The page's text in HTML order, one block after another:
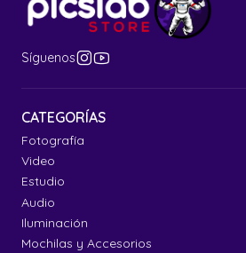
Síguenos
CATEGORÍAS
Fotografía
Video
Estudio
Audio
Iluminación
Mochilas y Accesorios